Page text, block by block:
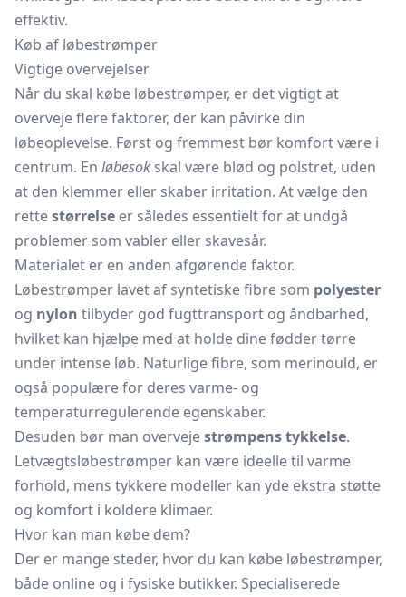
effektiv.
Køb af løbestrømper
Vigtige overvejelser
Når du skal købe løbestrømper, er det vigtigt at
overveje flere faktorer, der kan påvirke din
løbeoplevelse. Først og fremmest bør komfort være i
centrum. En løbesok skal være blød og polstret, uden
at den klemmer eller skaber irritation. At vælge den
rettestørrelse er således essentielt for at undgå
problemer som vabler eller skavesår.
Materialet er en anden afgørende faktor.
Løbestrømper lavet af syntetiske fibre som polyester
og nylon tilbyder god fugttransport og åndbarhed,
hvilket kan hjælpe med at holde dine fødder tørre
under intense løb. Naturlige fibre, som merinould, er
også populære for deres varme- og
temperaturregulerende egenskaber.
Desuden bør man overvejestrømpens tykkelse.
Letvægtsløbestrømper kan være ideelle til varme
forhold, mens tykkere modeller kan yde ekstra støtte
og komfort i koldere klimaer.
Hvor kan man købe dem?
Der er mange steder, hvor du kan købe løbestrømper,
både online og i fysiske butikker. Specialiserede